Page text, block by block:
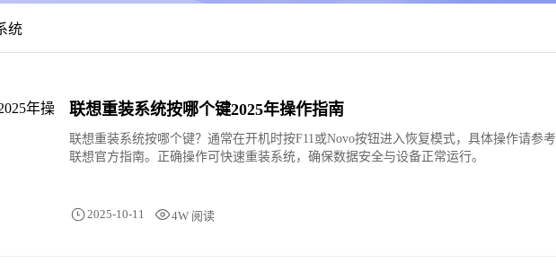
统
联想重装系统按哪个键2025年操作指南
联想重装系统按哪个键？通常在开机时按F11或Novo按钮进入恢复模式，具体操作请参考
联想官方指南。正确操作可快速重装系统，确保数据安全与设备正常运行。
2025-10-11 4W 阅读